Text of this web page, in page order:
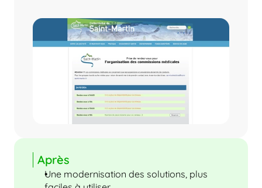
Après
Une modernisation des solutions, plus